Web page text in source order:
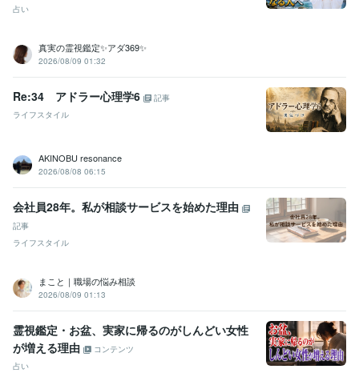
占い
真実の霊視鑑定✨アダ369✨
2026/08/09 01:32
Re:34 アドラー心理学6
記事
ライフスタイル
AKINOBU resonance
2026/08/08 06:15
会社員28年。私が相談サービスを始めた理由
記事
ライフスタイル
まこと｜職場の悩み相談
2026/08/09 01:13
霊視鑑定・お盆、実家に帰るのがしんどい女性
が増える理由
コンテンツ
占い